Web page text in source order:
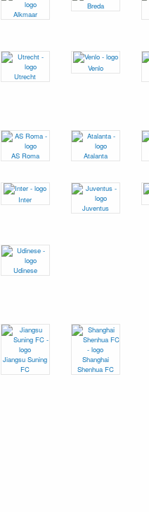
Alkmaar
Breda
Utrecht
Venlo
AS Roma Atalanta
Inter
Juventus
Udinese
Jiangsu Suning
FC
Shanghai
Shenhua FC